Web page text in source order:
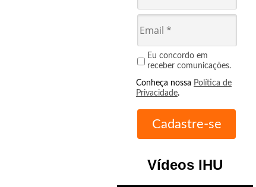
Eu concordo em
receber comunicações.
Conheça nossa Política de
Privacidade.
Vídeos IHU